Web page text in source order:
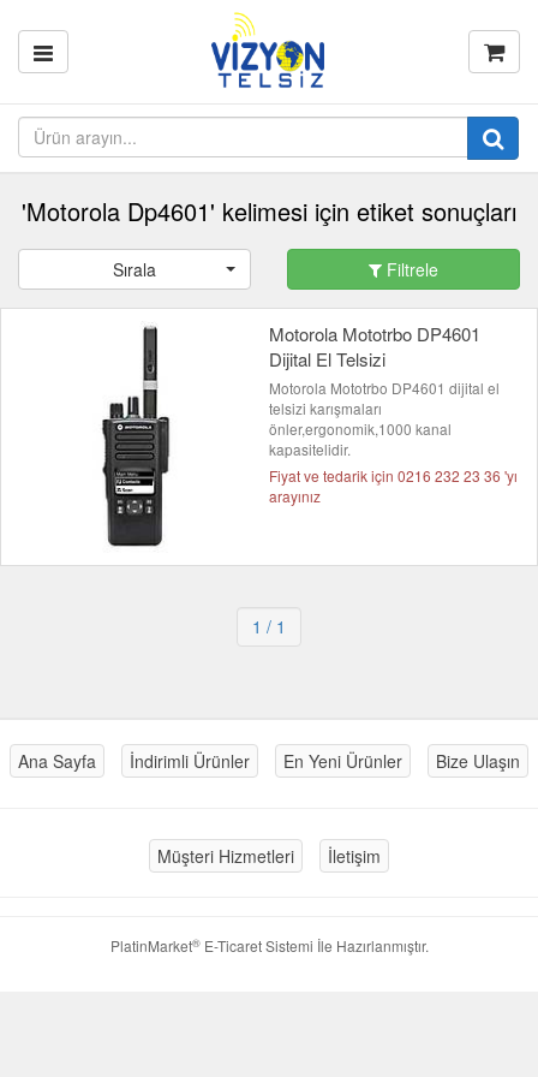
'Motorola Dp4601' kelimesi için etiket sonuçları
Sırala Filtrele
Motorola Mototrbo DP4601
Dijital El Telsizi
Motorola Mototrbo DP4601 dijital el
telsizi karışmaları
önler,ergonomik,1000 kanal
kapasitelidir.
Fiyat ve tedarik için 0216 232 23 36 'yı
arayınız
1 / 1
Ana Sayfa İndirimli Ürünler En Yeni Ürünler Bize Ulaşın
Müşteri Hizmetleri İletişim
PlatinMarket®E-Ticaret Sistemi İle Hazırlanmıştır.